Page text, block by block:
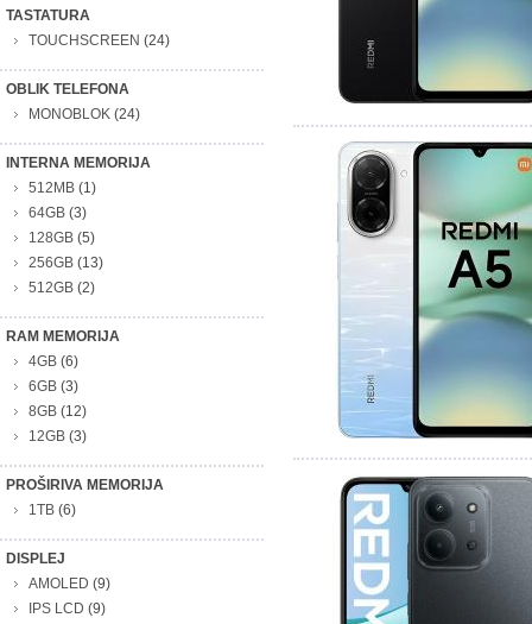
TASTATURA
TOUCHSCREEN (24)
OBLIK TELEFONA
MONOBLOK (24)
INTERNA MEMORIJA
512MB (1)
64GB (3)
128GB (5)
256GB (13)
512GB (2)
RAM MEMORIJA
4GB (6)
6GB (3)
8GB (12)
12GB (3)
PROŠIRIVA MEMORIJA
1TB (6)
DISPLEJ
AMOLED (9)
IPS LCD (9)